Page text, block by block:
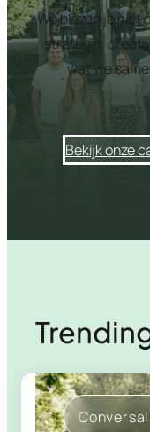
We blazen je niet
strategie,
wat we
Bekijk onze